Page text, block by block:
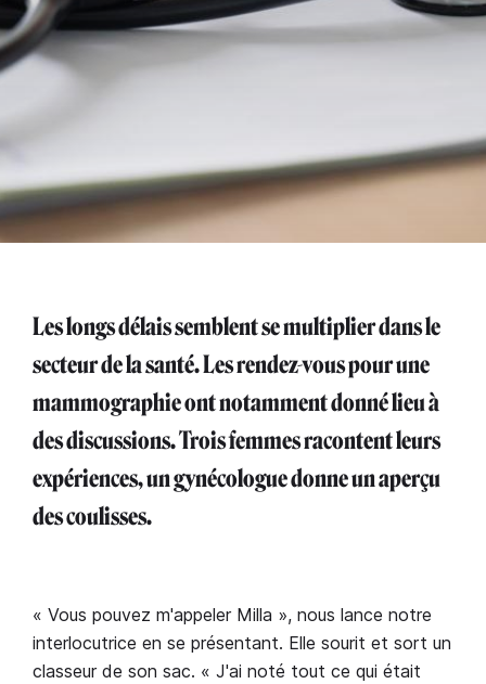
Les longs délais semblent se multiplier dans le
secteur de la santé. Les rendez-vous pour une
mammographie ont notamment donné lieu à
des discussions. Trois femmes racontent leurs
expériences, un gynécologue donne un aperçu
des coulisses.
« Vous pouvez m'appeler Milla », nous lance notre
interlocutrice en se présentant. Elle sourit et sort un
classeur de son sac. « J'ai noté tout ce qui était